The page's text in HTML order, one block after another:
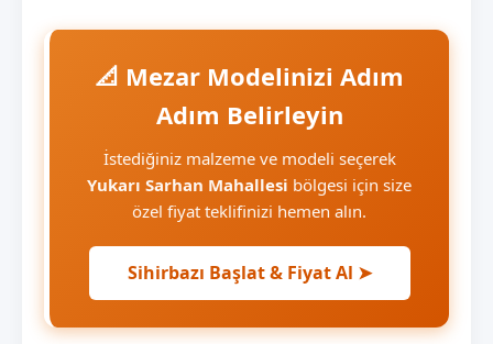
📐 Mezar Modelinizi Adım
Adım Belirleyin
İstediğiniz malzeme ve modeli seçerek
Yukarı Sarhan Mahallesi bölgesi için size
özel fiyat teklifinizi hemen alın.
Sihirbazı Başlat & Fiyat Al ➤